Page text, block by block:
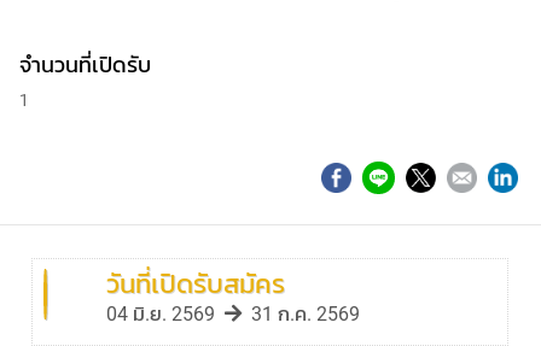
จำนวนที่เปิดรับ
1
วันที่เปิดรับสมัคร
04 มิ.ย. 2569 31 ก.ค. 2569